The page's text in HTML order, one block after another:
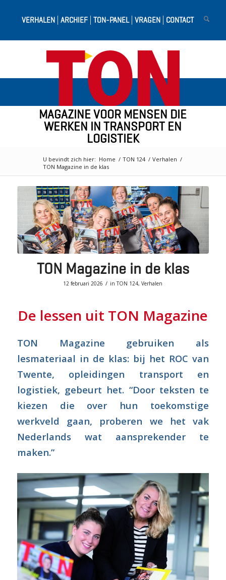
MAGAZINE VOOR MENSEN DIE
WERKEN IN TRANSPORT EN
LOGISTIEK
VERHALEN ARCHIEF TON-PANEL VRAGEN CONTACT
U bevindt zich hier: Home / TON 124 / Verhalen /
TON Magazine in de klas
TON Magazine in de klas
12 februari 2026 / inTON 124,Verhalen
De lessen uit TON Magazine
TON Magazine gebruiken als
lesmateriaal in de klas: bij het ROC van
Twente, opleidingen transport en
logistiek, gebeurt het. “Door teksten te
kiezen die over hun toekomstige
werkveld gaan, proberen we het vak
Nederlands wat aansprekender te
maken.”